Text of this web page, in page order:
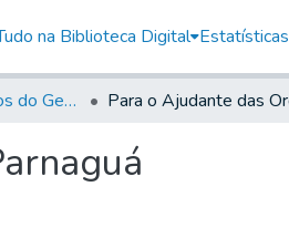
na Biblioteca Digital Estatísticas
Volume 92 - Ofícios do General D. Luiz aos diversos funcionários da Capitania (1768- 1772)